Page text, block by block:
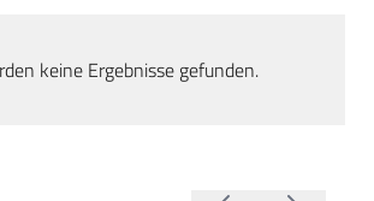
keine Ergebnisse gefunden.